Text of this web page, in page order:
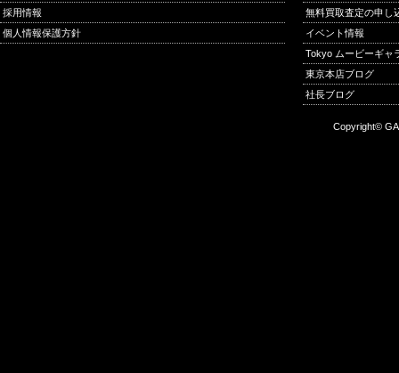
採用情報
個人情報保護方針
無料買取査定の申し
イベント情報
Tokyo ムービーギャ
東京本店ブログ
社長ブログ
Copyright©